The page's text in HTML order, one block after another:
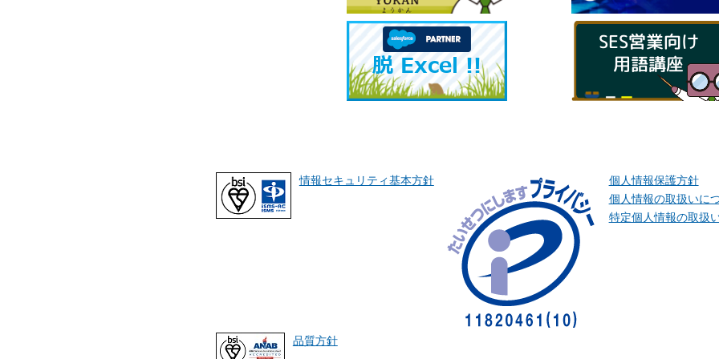
情報セキュリティ基本方針
個人情報保護方針
個人情報の取扱いに
特定個人情報の取扱
品質方針